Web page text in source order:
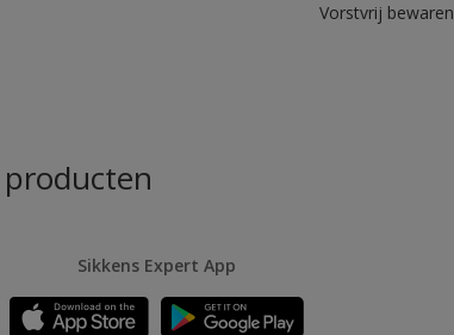
Vorstvrij bewaren
Sikkens Expert App